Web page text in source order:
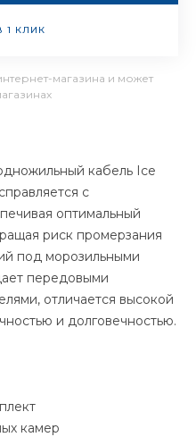
1 КЛИК
магазина и может
кабель Ice
с
оптимальный
риск промерзания
под морозильными
передовыми
отличается высокой
и долговечностью.
камер